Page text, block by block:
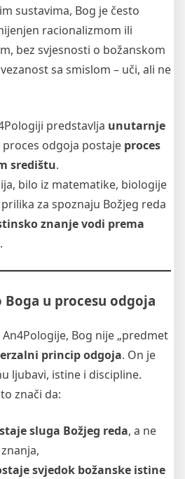
sustavima, Bog je često
racionalizmom ili
bez svjesnosti o božanskom
sa smislom – uči, ali ne
predstavlja unutarnje
proces odgoja postaje proces
središtu.
bilo iz matematike, biologije
za spoznaju Božjeg reda
znanje vodi prema
.
Boga u procesu odgoja
Bog nije „predmet
princip odgoja. On je
ljubavi, istine i discipline.
znači da:
sluga Božjeg reda, a ne
svjedok božanske istine